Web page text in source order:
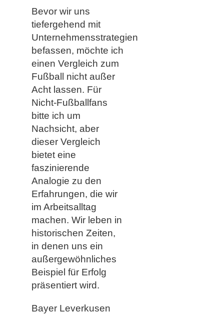
Bevor wir uns
tiefergehend mit
Unternehmensstrategien
befassen, möchte ich
einen Vergleich zum
Fußball nicht außer
Acht lassen. Für
Nicht-Fußballfans
bitte ich um
Nachsicht, aber
dieser Vergleich
bietet eine
faszinierende
Analogie zu den
Erfahrungen, die wir
im Arbeitsalltag
machen. Wir leben in
historischen Zeiten,
in denen uns ein
außergewöhnliches
Beispiel für Erfolg
präsentiert wird.
Bayer Leverkusen